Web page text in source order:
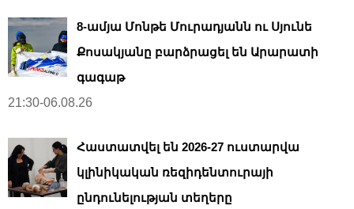
8-ամյա Մոնթե Մուրադյանն ու Սյունե
Քոսակյանը բարձրացել են Արարատի
գագաթ
21:30-06.08.26
Հաստատվել են 2026-27 ուստարվա
կլինիկական ռեզիդենտուրայի
ընդունելության տեղերը